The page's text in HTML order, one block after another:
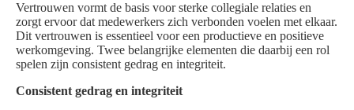
Vertrouwen vormt de basis voor sterke collegiale relaties en
zorgt ervoor dat medewerkers zich verbonden voelen met elkaar.
Dit vertrouwen is essentieel voor een productieve en positieve
werkomgeving. Twee belangrijke elementen die daarbij een rol
spelen zijn consistent gedrag en integriteit.
Consistent gedrag en integriteit